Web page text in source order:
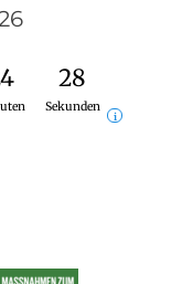
28
Sekunden
i